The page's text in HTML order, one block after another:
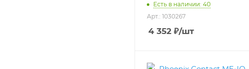
Есть в наличии: 40
Арт.: 1030267
4 352 ₽/шт